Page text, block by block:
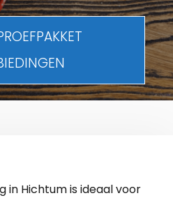
in Hichtum is ideaal voor